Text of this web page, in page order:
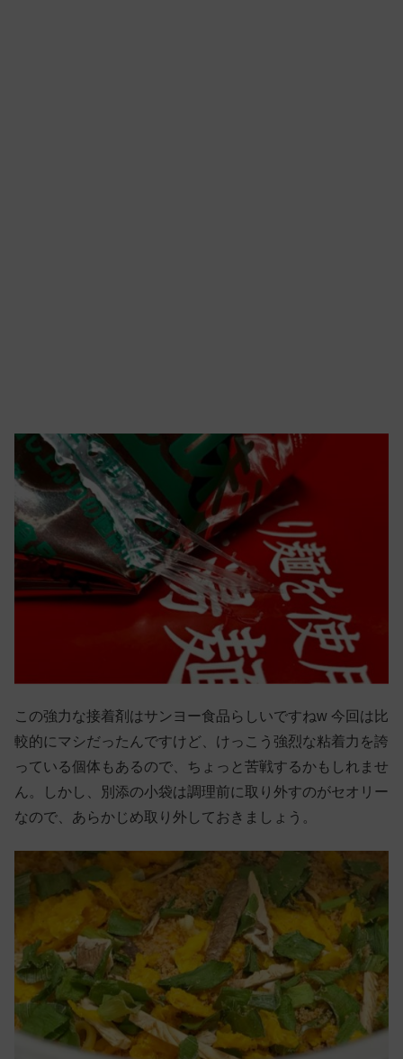
この強力な接着剤はサンヨー食品らしいですねw 今回は比
較的にマシだったんですけど、けっこう強烈な粘着力を誇
っている個体もあるので、ちょっと苦戦するかもしれませ
ん。しかし、別添の小袋は調理前に取り外すのがセオリー
なので、あらかじめ取り外しておきましょう。